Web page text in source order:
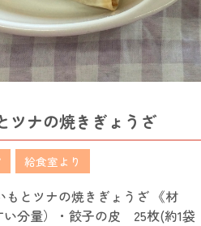
ツナの焼きぎょうざ
給食室より
もとツナの焼きぎょうざ 《材
い分量）・餃子の皮 25枚(約1袋